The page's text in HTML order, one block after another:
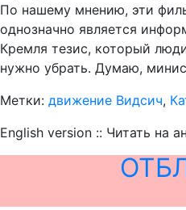
По нашему мнению, эти
однозначно является
Кремля тезис, который
нужно убрать. Думаю,
Метки: движение Видсич,
English version :: Читать на